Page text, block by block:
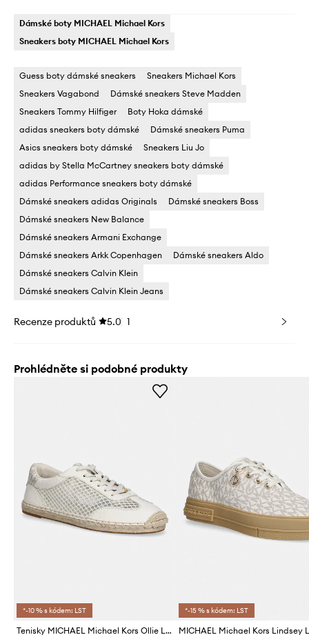
Dámské boty MICHAEL Michael Kors
Sneakers boty MICHAEL Michael Kors
Guess boty dámské sneakers
Sneakers Michael Kors
Sneakers Vagabond
Dámské sneakers Steve Madden
Sneakers Tommy Hilfiger
Boty Hoka dámské
adidas sneakers boty dámské
Dámské sneakers Puma
Asics sneakers boty dámské
Sneakers Liu Jo
adidas by Stella McCartney sneakers boty dámské
adidas Performance sneakers boty dámské
Dámské sneakers adidas Originals
Dámské sneakers Boss
Dámské sneakers New Balance
Dámské sneakers Armani Exchange
Dámské sneakers Arkk Copenhagen
Dámské sneakers Aldo
Dámské sneakers Calvin Klein
Dámské sneakers Calvin Klein Jeans
Recenze produktů 5.0 1
Prohlédněte si podobné produkty
*-10 % s kódem: LST
Tenisky MICHAEL Michael Kors Ollie Lace Up Espadrille
*-15 % s kódem: LST